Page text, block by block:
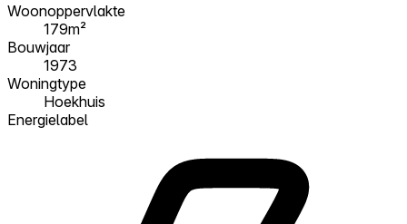
Woonoppervlakte
179m²
Bouwjaar
1973
Woningtype
Hoekhuis
Energielabel